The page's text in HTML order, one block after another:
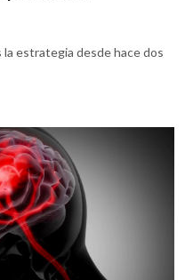
la estrategia desde hace dos